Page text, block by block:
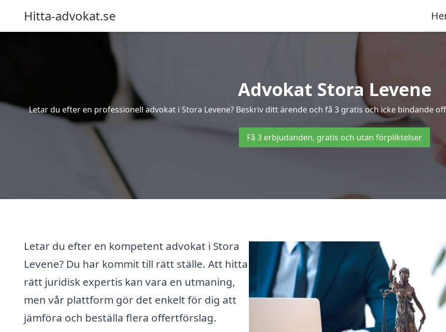
Hitta-advokat.se
Advokat Stora Levene
Letar du efter en professionell advokat i Stora Levene? Beskriv ditt ärende och få 3 gratis och icke bindande
Få 3 erbjudanden, gratis och utan förpliktelser
Letar du efter en kompetent advokat i Stora
Levene? Du har kommit till rätt ställe. Att hitta
rätt juridisk expertis kan vara en utmaning,
men vår plattform gör det enkelt för dig att
jämföra och beställa flera offertförslag.